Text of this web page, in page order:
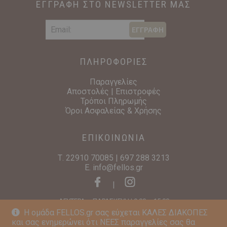
Η ομάδα FELLOS.gr σας εύχεται ΚΑΛΕΣ ΔΙΑΚΟΠΕΣ
και σας ενημερώνει ότι ΝΕΕΣ παραγγελίες σας θα
ΕΓΓΡΑΦΗ ΣΤΟ NEWSLETTER ΜΑΣ
ΕΓΓΡΑΦΗ
ΠΛΗΡΟΦΟΡΙΕΣ
Παραγγελίες
Αποστολές | Επιστροφές
Τρόποι Πληρωμής
Όροι Ασφαλείας & Χρήσης
ΕΠΙΚΟΙΝΩΝΙΑ
Τ. 22910 70085 | 697 288 3213
E. info@fellos.gr
|
ΔΕΥΤΕΡΑ – ΠΑΡΑΣΚΕΥΗ | 9:00 – 15:00